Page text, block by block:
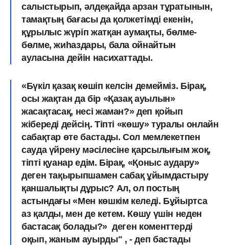
салыстырып, әлдеқайда арзан тұратынын,
тамақтың бағасы да қолжетімді екенін,
құрылыс жүріп жатқан аумақты, бөлме-
бөлме, жиһаздары, бала ойнайтын
ауласына дейін насихаттады.
«Бүкіл қазақ көшіп келсін демейміз. Бірақ,
осы жақтан да бір «Қазақ ауылын»
жасақтасақ, несі жаман?» деп қойып
жібереді дейсің. Тіпті «көшу» туралы онлайн
сабақтар өте бастады. Сол мемлекетпен
сауда үйрену мәсілесіне қарсылығым жоқ,
тіпті қуанар едім. Бірақ, «Қоныс аудару»
деген тақырыпшамен сабақ ұйымдастыру
қаншалықты дұрыс? Ал, ол постың
астындағы «Мен көшкім келеді. Бұйыртса
аз қалды, мен де кетем. Көшу үшін неден
бастасақ болады?» ​ деген коменттерді
оқып, жаным ауырды" , - деп бастады